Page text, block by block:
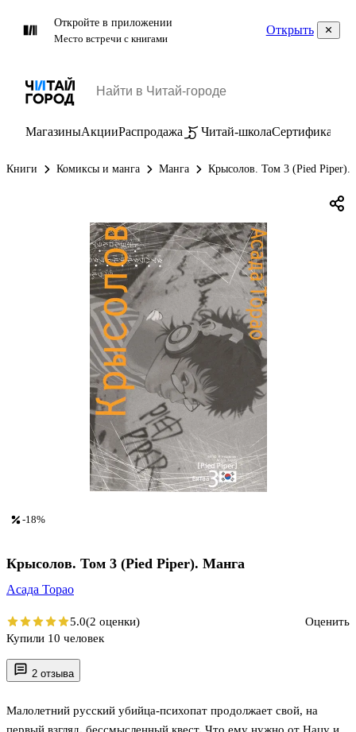
Откройте в приложении
Место встречи с книгами
Открыть
МагазиныАкцииРаспродажа Читай-школаСертификаты
Книги Комиксы и манга Манга Крысолов. Том 3 (Pied Piper).
2 отзыва
Малолетний русский убийца-психопат продолжает свой, на
-18%
Крысолов. Том 3 (Pied Piper). Манга
Асада Торао
5.0(2 оценки)
Оценить
Купили 10 человек